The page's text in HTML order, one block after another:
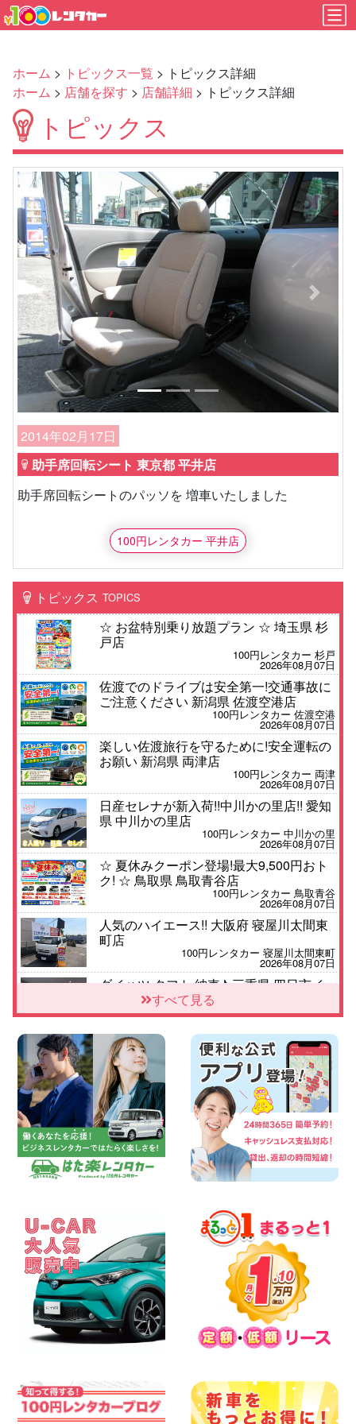
ホーム > トピックス一覧 > トピックス詳細
ホーム > 店舗を探す > 店舗詳細 > トピックス詳細
トピックス
Previous Next
2014年02月17日
助手席回転シート 東京都 平井店
助手席回転シートのパッソを 増車いたしました
100円レンタカー 平井店
トピックス TOPICS
☆ お盆特別乗り放題プラン ☆ 埼玉県 杉
戸店
100円レンタカー 杉戸
2026年08月07日
佐渡でのドライブは安全第一!交通事故に
ご注意ください 新潟県 佐渡空港店
100円レンタカー 佐渡空港
2026年08月07日
楽しい佐渡旅行を守るために!安全運転の
お願い 新潟県 両津店
100円レンタカー 両津
2026年08月07日
日産セレナが新入荷!!中川かの里店!! 愛知
県 中川かの里店
100円レンタカー 中川かの里
2026年08月07日
☆ 夏休みクーポン登場!最大9,500円おト
ク! ☆ 鳥取県 鳥取青谷店
100円レンタカー 鳥取青谷
2026年08月07日
人気のハイエース!! 大阪府 寝屋川太間東
町店
100円レンタカー 寝屋川太間東町
2026年08月07日
ダイハツ タフト 納車♪ 三重県 四日市イ
ンター店
100円レンタカー 四日市インター
夏季休暇のお知らせ 東京都 墨田両国店
100円レンタカー 墨田両国
2026年08月07日
三河安城店 8月後半のレンタカー予約は
お早めに♪ルーミーご予約受付中です! 愛
知県 三河安城店
100円レンタカー 三河安城
2026年08月07日
お盆シーズン空きあり!!100円レンタカー
夏季休暇のお知らせ 東京都 墨田文花店
100円レンタカー 墨田文花
2026年08月07日
8月 お盆休みのお知らせ 広島県 ベイシテ
ィ宇品店
100円レンタカー ベイシティ宇品
2026年08月07日
横浜弥生台店限定!!夏季特別キャンペーン
100円レンタカー 横浜弥生台
2026年08月07日
お盆も休まず営業します! 神奈川県 横浜
すべて見る